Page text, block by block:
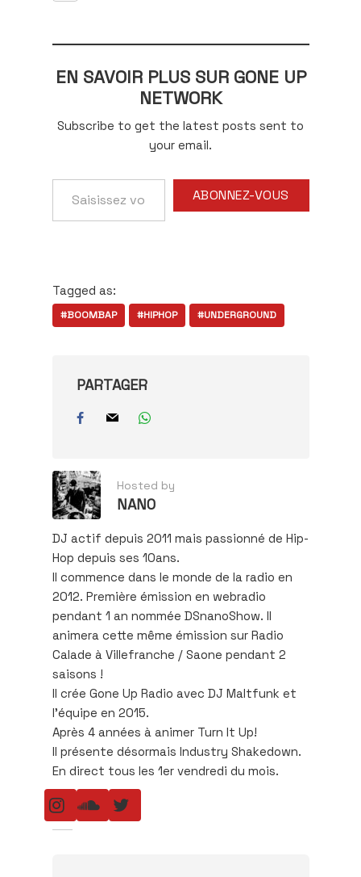
EN SAVOIR PLUS SUR GONE UP
NETWORK
Subscribe to get the latest posts sent to
your email.
votre
adresse
ABONNEZ-VOUS
Tagged as:
#BOOMBAP #HIPHOP #UNDERGROUND
PARTAGER
Hosted by
NANO
DJ actif depuis 2011 mais passionné de Hip-
Hop depuis ses 10ans.
Il commence dans le monde de la radio en
2012. Première émission en webradio
pendant 1 an nommée DSnanoShow. Il
animera cette même émission sur Radio
Calade à Villefranche / Saone pendant 2
saisons !
Il crée Gone Up Radio avec DJ Maltfunk et
l’équipe en 2015.
Après 4 années à animer Turn It Up!
Il présente désormais Industry Shakedown.
En direct tous les 1er vendredi du mois.